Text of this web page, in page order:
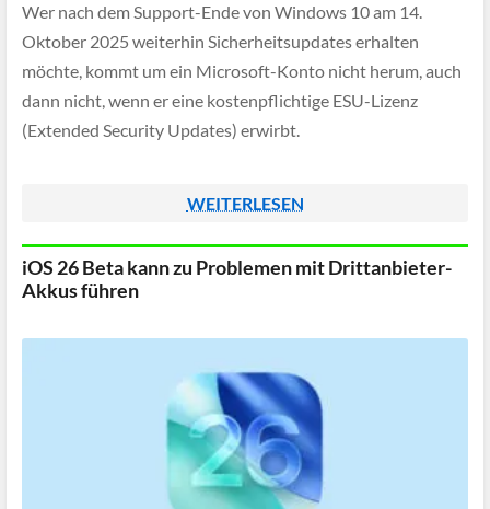
Wer nach dem Support-Ende von Windows 10 am 14.
Oktober 2025 weiterhin Sicherheitsupdates erhalten
möchte, kommt um ein Microsoft-Konto nicht herum, auch
dann nicht, wenn er eine kostenpflichtige ESU-Lizenz
(Extended Security Updates) erwirbt.
WEITERLESEN
iOS 26 Beta kann zu Problemen mit Drittanbieter-
Akkus führen